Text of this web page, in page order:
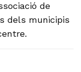
de
dels municipis